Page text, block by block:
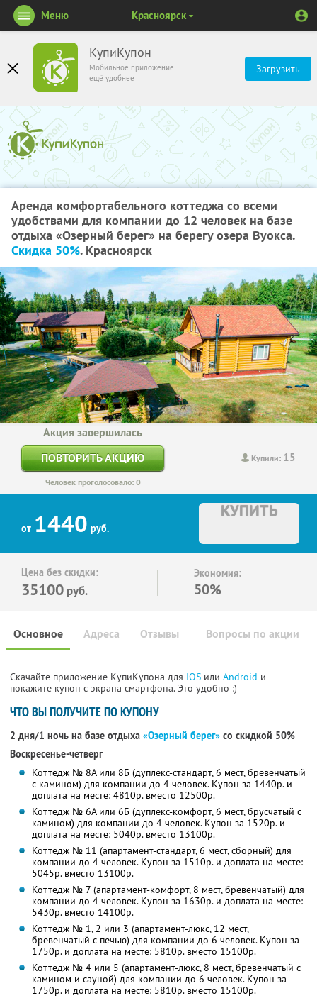
КупиКупон
Мобильное приложение
ещё удобнее
Загрузить
Меню Красноярск
Аренда комфортабельного коттеджа со всеми
удобствами для компании до 12 человек на базе
отдыха «Озерный берег» на берегу озера Вуокса.
Скидка 50%. Красноярск
Купили: 15
Акция завершилась
ПОВТОРИТЬ АКЦИЮ
Человек проголосовало: 0
от 1440 руб.
КУПИТЬ
Цена без скидки:
35100 руб.
Экономия:
50%
Основное Отзывы Вопросы по акции
Адреса
Скачайте приложение КупиКупона для IOS или Android и
покажите купон с экрана смартфона. Это удобно :)
ЧТО ВЫ ПОЛУЧИТЕ ПО КУПОНУ
2 дня/1 ночь на базе отдыха «Озерный берег» со скидкой 50%
Воскресенье-четверг
Коттедж № 8А или 8Б (дуплекс-стандарт, 6 мест, бревенчатый
с камином) для компании до 4 человек. Купон за 1440р. и
доплата на месте: 4810р. вместо 12500р.
Коттедж № 6А или 6Б (дуплекс-комфорт, 6 мест, брусчатый с
камином) для компании до 4 человек. Купон за 1520р. и
доплата на месте: 5040р. вместо 13100р.
Коттедж № 11 (апартамент-стандарт, 6 мест, сборный) для
компании до 4 человек. Купон за 1510р. и доплата на месте:
5045р. вместо 13100р.
Коттедж № 7 (апартамент-комфорт, 8 мест, бревенчатый) для
компании до 4 человек. Купон за 1630р. и доплата на месте:
5430р. вместо 14100р.
Коттедж № 1, 2 или 3 (апартамент-люкс, 12 мест,
бревенчатый с печью) для компании до 6 человек. Купон за
1750р. и доплата на месте: 5810р. вместо 15100р.
Коттедж № 4 или 5 (апартамент-люкс, 8 мест, бревенчатый с
камином и сауной) для компании до 6 человек. Купон за
1750р. и доплата на месте: 5810р. вместо 15100р.